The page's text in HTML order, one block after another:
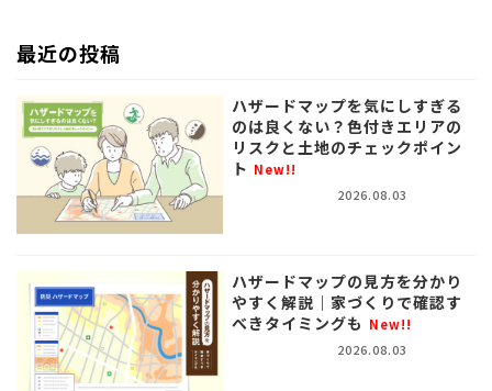
最近の投稿
ハザードマップを気にしすぎる
のは良くない？色付きエリアの
リスクと土地のチェックポイン
ト New!!
2026.08.03
ハザードマップの見方を分かり
やすく解説｜家づくりで確認す
べきタイミングも New!!
2026.08.03